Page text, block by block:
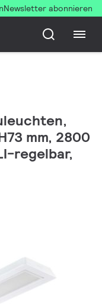
Newsletter abonnieren
mm, 2800
regelbar,